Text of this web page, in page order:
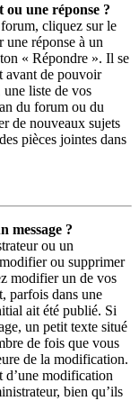
une réponse ?
cliquez sur le
réponse à un
« Répondre ». Il se
avant de pouvoir
une liste de vos
du forum ou du
de nouveaux sujets
pièces jointes dans
message ?
ou un
ou supprimer
modifier un de vos
parfois dans une
ait été publié. Si
un petit texte situé
de fois que vous
de la modification.
d’une modification
bien qu’ils